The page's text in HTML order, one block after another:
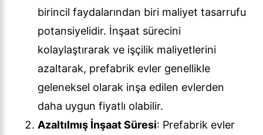
birincil faydalarından biri maliyet tasarrufu
potansiyelidir. İnşaat sürecini
kolaylaştırarak ve işçilik maliyetlerini
azaltarak, prefabrik evler genellikle
geleneksel olarak inşa edilen evlerden
daha uygun fiyatlı olabilir.
Azaltılmış İnşaat Süresi: Prefabrik evler